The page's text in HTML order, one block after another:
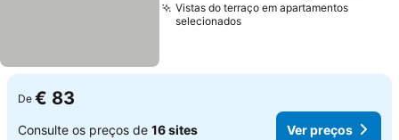
Vistas do terraço em apartamentos
selecionados
De € 83
Consulte os preços de 16 sites Ver preços